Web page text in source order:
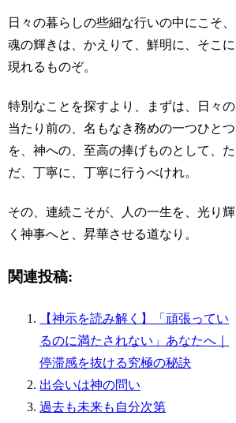
日々の暮らしの些細な行いの中にこそ、
魂の輝きは、かえりて、鮮明に、そこに
現れるものぞ。
特別なことを探すより、まずは、日々の
当たり前の、名もなき務めの一つひとつ
を、神への、至高の捧げものとして、た
だ、丁寧に、丁寧に行うべけれ。
その、連続こそが、人の一生を、光り輝
く神事へと、昇華させる道なり。
関連投稿:
【神示を読み解く】「頑張ってい
るのに満たされない」あなたへ｜
停滞感を抜ける究極の秘訣
出会いは神の問い
過去も未来も自分次第